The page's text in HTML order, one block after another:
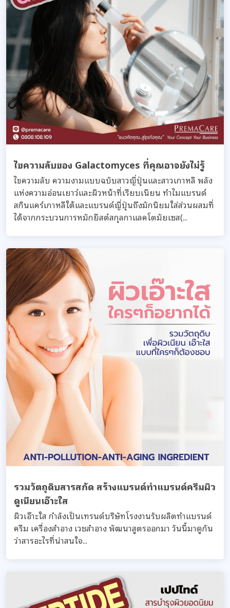
ไขความลับของ Galactomyces ที่คุณอาจยังไม่รู้
ไขความลับ ความงามแบบฉบับสาวญี่ปุ่นและสาวเกาหลี พลัง
แห่งความอ่อนเยาว์และผิวหน้าที่เรียบเนียน ทำไมแบรนด์
สกินแคร์เกาหลีใต้และแบรนด์ญี่ปุ่นถึงมักนิยมใส่ส่วนผสมที่
ได้จากกระบวนการหมักยีสต์สกุลกาแลคโตมัยเซส(...
รวมวัตถุดิบสารสกัด สร้างแบรนด์ทำแบรนด์ครีมผิว
ดูเนียนเอ๊าะใส
ผิวเอ๊าะใส กำลังเป็นเทรนด์บริษัทโรงงานรับผลิตทำแบรนด์
ครีม เครื่องสำอาง เวชสำอาง พัฒนาสูตรออกมา วันนี้มาดูกัน
ว่าสารอะไรที่น่าสนใจ...